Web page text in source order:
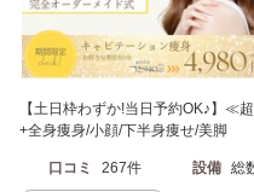
【土日枠わずか!当日予約OK♪】≪
+全身痩身/小顔/下半身痩せ/美脚
口コミ 267件 設備 総